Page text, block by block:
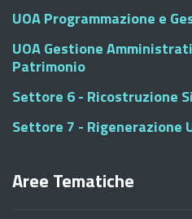
UOA Programmazione e
UOA Gestione
Patrimonio
Settore 6 - Ricostruzione
Settore 7 - Rigenerazione
Aree Tematiche